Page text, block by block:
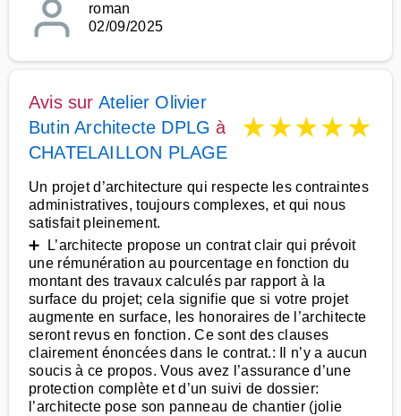
roman
02/09/2025
Avis sur Atelier Olivier
Butin Architecte DPLG à
CHATELAILLON PLAGE
★★★★★
Un projet d’architecture qui respecte les contraintes
administratives, toujours complexes, et qui nous
satisfait pleinement.
➕ L’architecte propose un contrat clair qui prévoit
une rémunération au pourcentage en fonction du
montant des travaux calculés par rapport à la
surface du projet; cela signifie que si votre projet
augmente en surface, les honoraires de l’architecte
seront revus en fonction. Ce sont des clauses
clairement énoncées dans le contrat.: Il n’y a aucun
soucis à ce propos. Vous avez l’assurance d’une
protection complète et d’un suivi de dossier:
l’architecte pose son panneau de chantier (jolie